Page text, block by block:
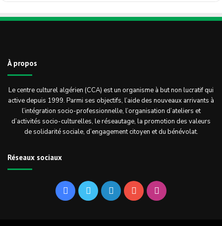
À propos
Le centre culturel algérien (CCA) est un organisme à but non lucratif qui
active depuis 1999. Parmi ses objectifs, l’aide des nouveaux arrivants à
l’intégration socio-professionnelle, l’organisation d’ateliers et
d’activités socio-culturelles, le réseautage, la promotion des valeurs
de solidarité sociale, d’engagement citoyen et du bénévolat.
Réseaux sociaux
FacebookTwitterLinkedinYouTubeInstagram